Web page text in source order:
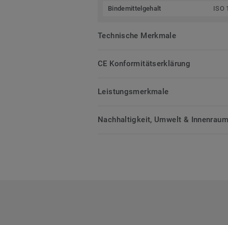
Bindemittelgehalt ISO
Technische Merkmale
CE Konformitätserklärung
Leistungsmerkmale
Nachhaltigkeit, Umwelt &